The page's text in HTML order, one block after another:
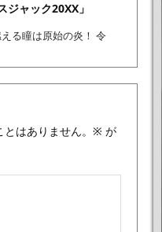
ャック20XX」
る瞳は原始の炎！ 令
はありません。 ※ が